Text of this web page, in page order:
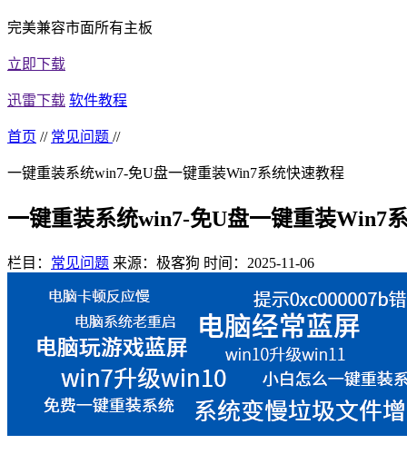
完美兼容市面所有主板
立即下载
迅雷下载 软件教程
首页 // 常见问题 //
一键重装系统win7-免U盘一键重装Win7系统快速教程
一键重装系统win7-免U盘一键重装Win7
栏目： 常见问题 来源：极客狗 时间：2025-11-06